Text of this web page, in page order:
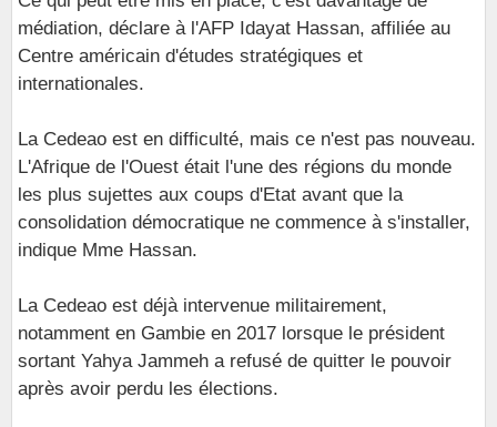
médiation, déclare à l'AFP Idayat Hassan, affiliée au
Centre américain d'études stratégiques et
internationales.
La Cedeao est en difficulté, mais ce n'est pas nouveau.
L'Afrique de l'Ouest était l'une des régions du monde
les plus sujettes aux coups d'Etat avant que la
consolidation démocratique ne commence à s'installer,
indique Mme Hassan.
La Cedeao est déjà intervenue militairement,
notamment en Gambie en 2017 lorsque le président
sortant Yahya Jammeh a refusé de quitter le pouvoir
après avoir perdu les élections.